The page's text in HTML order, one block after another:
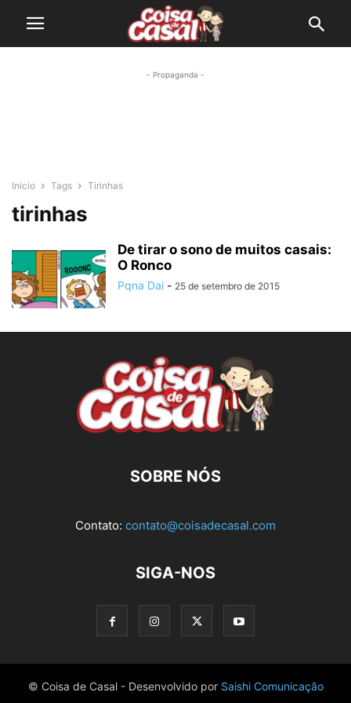
- Propaganda -
Início Tags Tirinhas
tirinhas
De tirar o sono de muitos casais:
O Ronco
Pqna Dai - 25 de setembro de 2015
SOBRE NÓS
Contato: contato@coisadecasal.com
SIGA-NOS
© Coisa de Casal - Desenvolvido por Saishi Comunicação